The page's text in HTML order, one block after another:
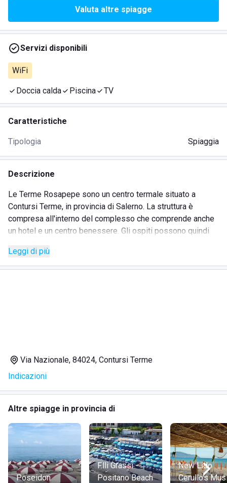
Valuta altre spiagge
Servizi disponibili
WiFi
Doccia calda Piscina TV
Caratteristiche
Tipologia Spiaggia
Descrizione
Le Terme Rosapepe sono un centro termale situato a
Contursi Terme, in provincia di Salerno. La struttura è
compresa all'interno del complesso che comprende anche
un hotel e un centro benessere. Gli ospiti possono quindi
medico completo gratuito. A seconda delle indicazioni,
infatti, i clienti potranno effettuare, oltre ai classici
presso le Terme Rosapepe sono: bagni termali, massaggi,
fanghi, aerosol, doccia micronizzata, idromassaggio,
irrigazioni vaginali, doccia nasale micronizzata, inalazioni a
Leggi di più
Via Nazionale, 84024, Contursi Terme
Indicazioni
Altre spiagge in provincia di
Poseidon
F.lli Grassi -
Positano Beach
New Lido
Cerullo's